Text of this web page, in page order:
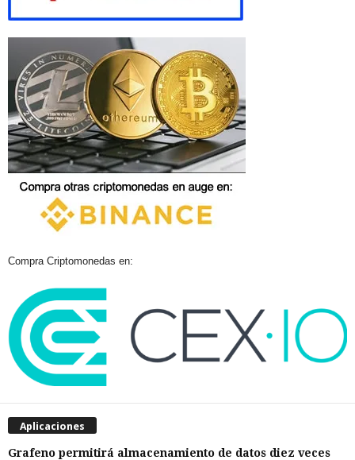
Compra Criptomonedas en:
Aplicaciones
Grafeno permitirá almacenamiento de datos diez veces